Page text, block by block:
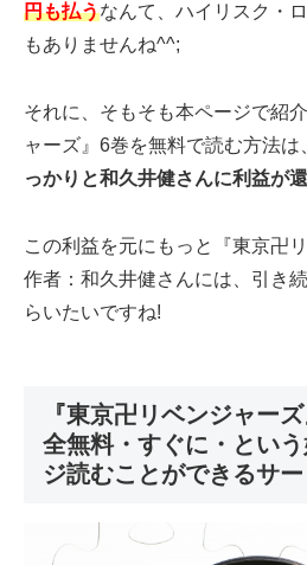
円も払うなんて、ハイリスク・
もありませんね^^;
それに、そもそも本ページで紹
ャーズ』6巻を無料で読む方法は
っかりと和久井健さんに利益が
この利益を元にもっと『東京卍
作者：和久井健さんには、引き
らいたいですね!
『東京卍リベンジャー
全無料・すぐに・とい
ジ読むことができるサ